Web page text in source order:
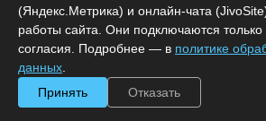
Характеристики
Минимальное количество
0000-359625
(Яндекс.Метрика) и онлайн-чата
работы сайта. Они подключаются
согласия. Подробнее — в политике
данных
Принять
Отказать